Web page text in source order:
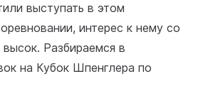
выступать в этом
интерес к нему со
Разбираемся в
на Кубок Шпенглера по